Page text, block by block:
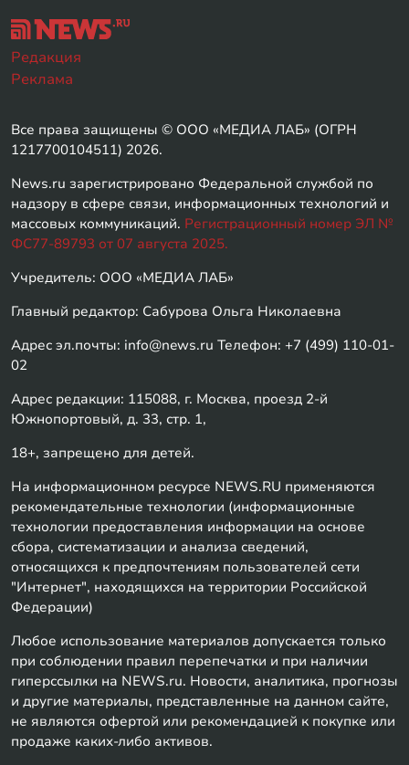
Редакция
Реклама
Все права защищены © ООО «МЕДИА ЛАБ» (ОГРН
1217700104511) 2026.
News.ru зарегистрировано Федеральной службой по
надзору в сфере связи, информационных технологий и
массовых коммуникаций. Регистрационный номер ЭЛ №
ФС77-89793 от 07 августа 2025.
Учредитель: ООО «МЕДИА ЛАБ»
Главный редактор: Сабурова Ольга Николаевна
Адрес эл.почты: info@news.ru Телефон: +7 (499) 110-01-
02
Адрес редакции: 115088, г. Москва, проезд 2-й
Южнопортовый, д. 33, стр. 1,
18+, запрещено для детей.
На информационном ресурсе NEWS.RU применяются
рекомендательные технологии (информационные
технологии предоставления информации на основе
сбора, систематизации и анализа сведений,
относящихся к предпочтениям пользователей сети
"Интернет", находящихся на территории Российской
Федерации)
Любое использование материалов допускается только
при соблюдении правил перепечатки и при наличии
гиперссылки на NEWS.ru. Новости, аналитика, прогнозы
и другие материалы, представленные на данном сайте,
не являются офертой или рекомендацией к покупке или
продаже каких-либо активов.